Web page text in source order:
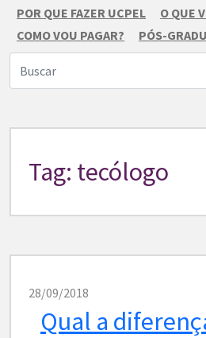
POR QUE FAZER UCPEL
O QUE
COMO VOU PAGAR?
PÓS-
Tag: tecólogo
28/09/2018
Qual a